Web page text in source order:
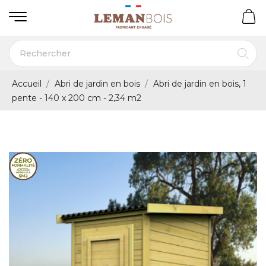
Accueil Abri de jardin en bois
Abri de jardin en bois, 1
pente - 140 x 200 cm - 2,34 m2